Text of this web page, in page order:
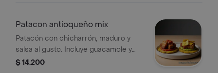
Patacon antioqueño mix
Patacón con chicharrón, maduro y
salsa al gusto. Incluye guacamole y
hogao.
$ 14.200